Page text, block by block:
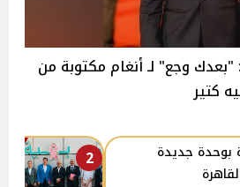
وجع" لـ أنغام مكتوبة من
كتير
2
بوحدة جديدة